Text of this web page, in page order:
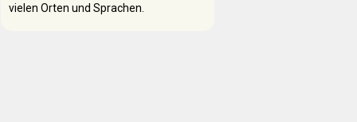
vielen Orten und Sprachen.